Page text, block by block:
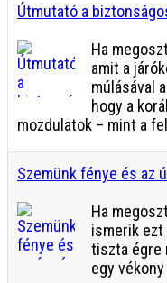
Útmutató a
Ha
amit a
múlásával
hogy a
mozdulatok – mint a
Szemünk fénye és az
Ha
ismerik ezt
tiszta égre
egy